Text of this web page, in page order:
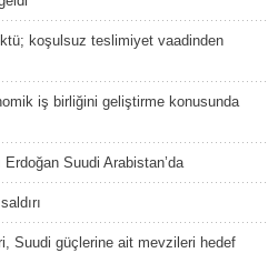
koşulsuz teslimiyet vaadinden
iş birliğini geliştirme konusunda
Suudi Arabistan’da
Suudi güçlerine ait mevzileri hedef